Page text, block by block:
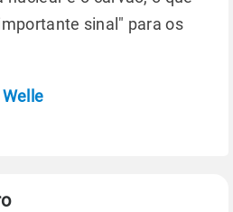
sinal" para os